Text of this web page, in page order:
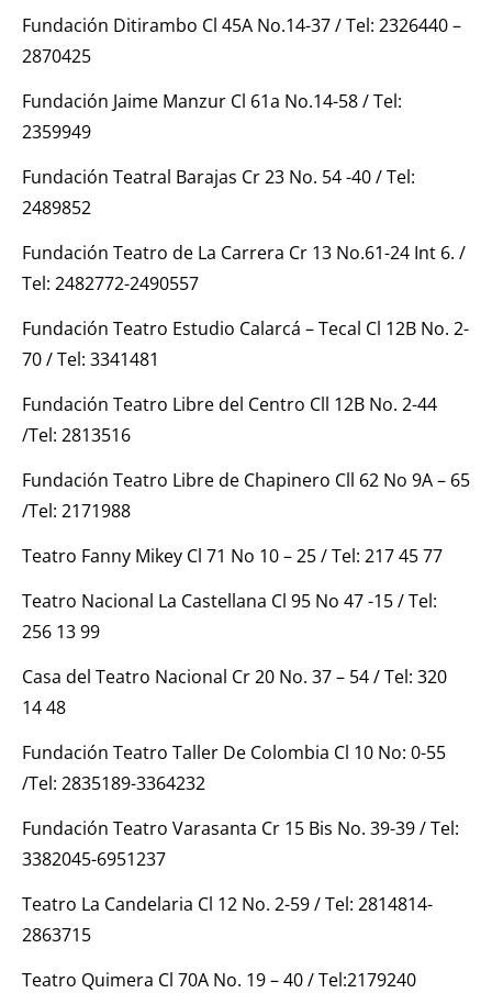
Fundación Ditirambo Cl 45A No.14-37 / Tel: 2326440 –
2870425
Fundación Jaime Manzur Cl 61a No.14-58 / Tel:
2359949
Fundación Teatral Barajas Cr 23 No. 54 -40 / Tel:
2489852
Fundación Teatro de La Carrera Cr 13 No.61-24 Int 6. /
Tel: 2482772-2490557
Fundación Teatro Estudio Calarcá – Tecal Cl 12B No. 2-
70 / Tel: 3341481
Fundación Teatro Libre del Centro Cll 12B No. 2-44
/Tel: 2813516
Fundación Teatro Libre de Chapinero Cll 62 No 9A – 65
/Tel: 2171988
Teatro Fanny Mikey Cl 71 No 10 – 25 / Tel: 217 45 77
Teatro Nacional La Castellana Cl 95 No 47 -15 / Tel:
256 13 99
Casa del Teatro Nacional Cr 20 No. 37 – 54 / Tel: 320
14 48
Fundación Teatro Taller De Colombia Cl 10 No: 0-55
/Tel: 2835189-3364232
Fundación Teatro Varasanta Cr 15 Bis No. 39-39 / Tel:
3382045-6951237
Teatro La Candelaria Cl 12 No. 2-59 / Tel: 2814814-
2863715
Teatro Quimera Cl 70A No. 19 – 40 / Tel:2179240